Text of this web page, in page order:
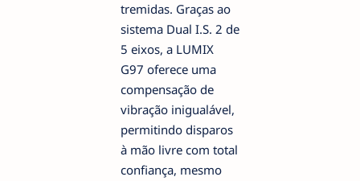
tremidas. Graças ao
sistema Dual I.S. 2 de
5 eixos, a LUMIX
G97 oferece uma
compensação de
vibração inigualável,
permitindo disparos
à mão livre com total
confiança, mesmo